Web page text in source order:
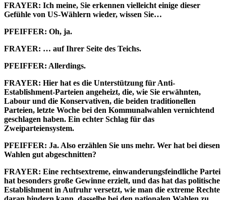
FRAYER: Ich meine, Sie erkennen vielleicht einige dieser
Gefühle von US-Wählern wieder, wissen Sie…
PFEIFFER: Oh, ja.
FRAYER: … auf Ihrer Seite des Teichs.
PFEIFFER: Allerdings.
FRAYER: Hier hat es die Unterstützung für Anti-
Establishment-Parteien angeheizt, die, wie Sie erwähnten,
Labour und die Konservativen, die beiden traditionellen
Parteien, letzte Woche bei den Kommunalwahlen vernichtend
geschlagen haben. Ein echter Schlag für das
Zweiparteiensystem.
PFEIFFER: Ja. Also erzählen Sie uns mehr. Wer hat bei diesen
Wahlen gut abgeschnitten?
FRAYER: Eine rechtsextreme, einwanderungsfeindliche Partei
hat besonders große Gewinne erzielt, und das hat das politische
Establishment in Aufruhr versetzt, wie man die extreme Rechte